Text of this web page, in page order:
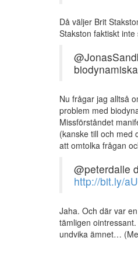
Då väljer Brit
Stakston faktiskt
Nu frågar jag alltså
problem med
Missförståndet
(kanske till och med
att omtolka frågan
@peterdalle
http://bit.ly/
Jaha. Och där var
tämligen
undvika ämnet…